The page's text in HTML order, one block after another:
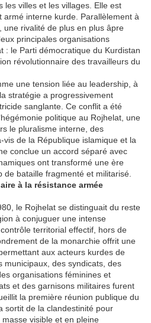
les villes et les villages. Elle est
interne kurde. Parallèlement à
une rivalité de plus en plus âpre
principales organisations
: le Parti démocratique du Kurdistan
révolutionnaire des travailleurs du
une tension liée au leadership, à
stratégie a progressivement
sanglante. Ce conflit a été
politique au Rojhelat, une
le pluralisme interne, des
de la République islamique et la
conclue un accord séparé avec
ont transformé une ère
bataille fragmenté et militarisé.
à la résistance armée
le Rojhelat se distinguait du reste
à conjuguer une intense
territorial effectif, hors de
de la monarchie offrit une
aux acteurs kurdes de
municipaux, des syndicats, des
organisations féminines et
et des garnisons militaires furent
la première réunion publique du
sortit de la clandestinité pour
visible et en pleine